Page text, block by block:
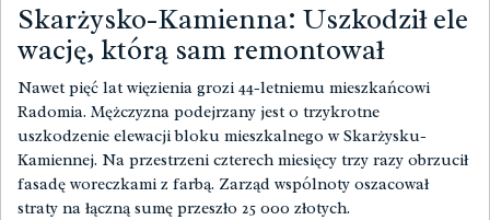
Skarżysko-Kamienna: Uszkodził ele
wację, którą sam remontował
Nawet pięć lat więzienia grozi 44-letniemu mieszkańcowi
Radomia. Mężczyzna podejrzany jest o trzykrotne
uszkodzenie elewacji bloku mieszkalnego w Skarżysku-
Kamiennej. Na przestrzeni czterech miesięcy trzy razy obrzucił
fasadę woreczkami z farbą. Zarząd wspólnoty oszacował
straty na łączną sumę przeszło 25 000 złotych.